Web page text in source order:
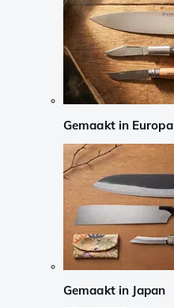
Gemaakt in Europa
Gemaakt in Japan